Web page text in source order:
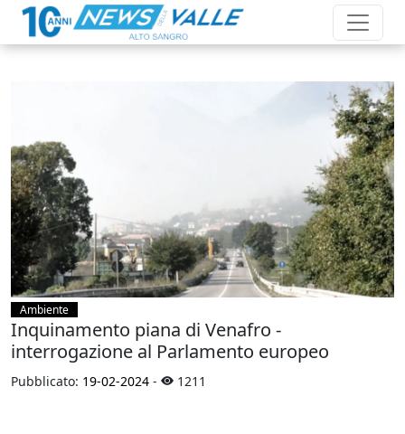
Ambiente
Inquinamento piana di Venafro -
interrogazione al Parlamento europeo
Pubblicato: 19-02-2024 - 1211